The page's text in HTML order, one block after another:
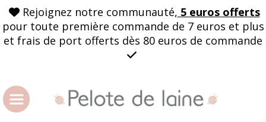
 Rejoignez notre communauté, 5 euros offerts
pour toute première commande de 7 euros et plus
et frais de port offerts dès 80 euros de commande
